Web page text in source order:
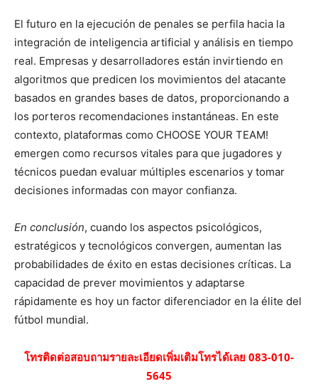
El futuro en la ejecución de penales se perfila hacia la
integración de inteligencia artificial y análisis en tiempo
real. Empresas y desarrolladores están invirtiendo en
algoritmos que predicen los movimientos del atacante
basados en grandes bases de datos, proporcionando a
los porteros recomendaciones instantáneas. En este
contexto, plataformas como CHOOSE YOUR TEAM!
emergen como recursos vitales para que jugadores y
técnicos puedan evaluar múltiples escenarios y tomar
decisiones informadas con mayor confianza.
En conclusión, cuando los aspectos psicológicos,
estratégicos y tecnológicos convergen, aumentan las
probabilidades de éxito en estas decisiones críticas. La
capacidad de prever movimientos y adaptarse
rápidamente es hoy un factor diferenciador en la élite del
fútbol mundial.
โทรติดต่อสอบถามรายละเอียดเพิ่มเติมโทรได้เลย 083-010-
5645